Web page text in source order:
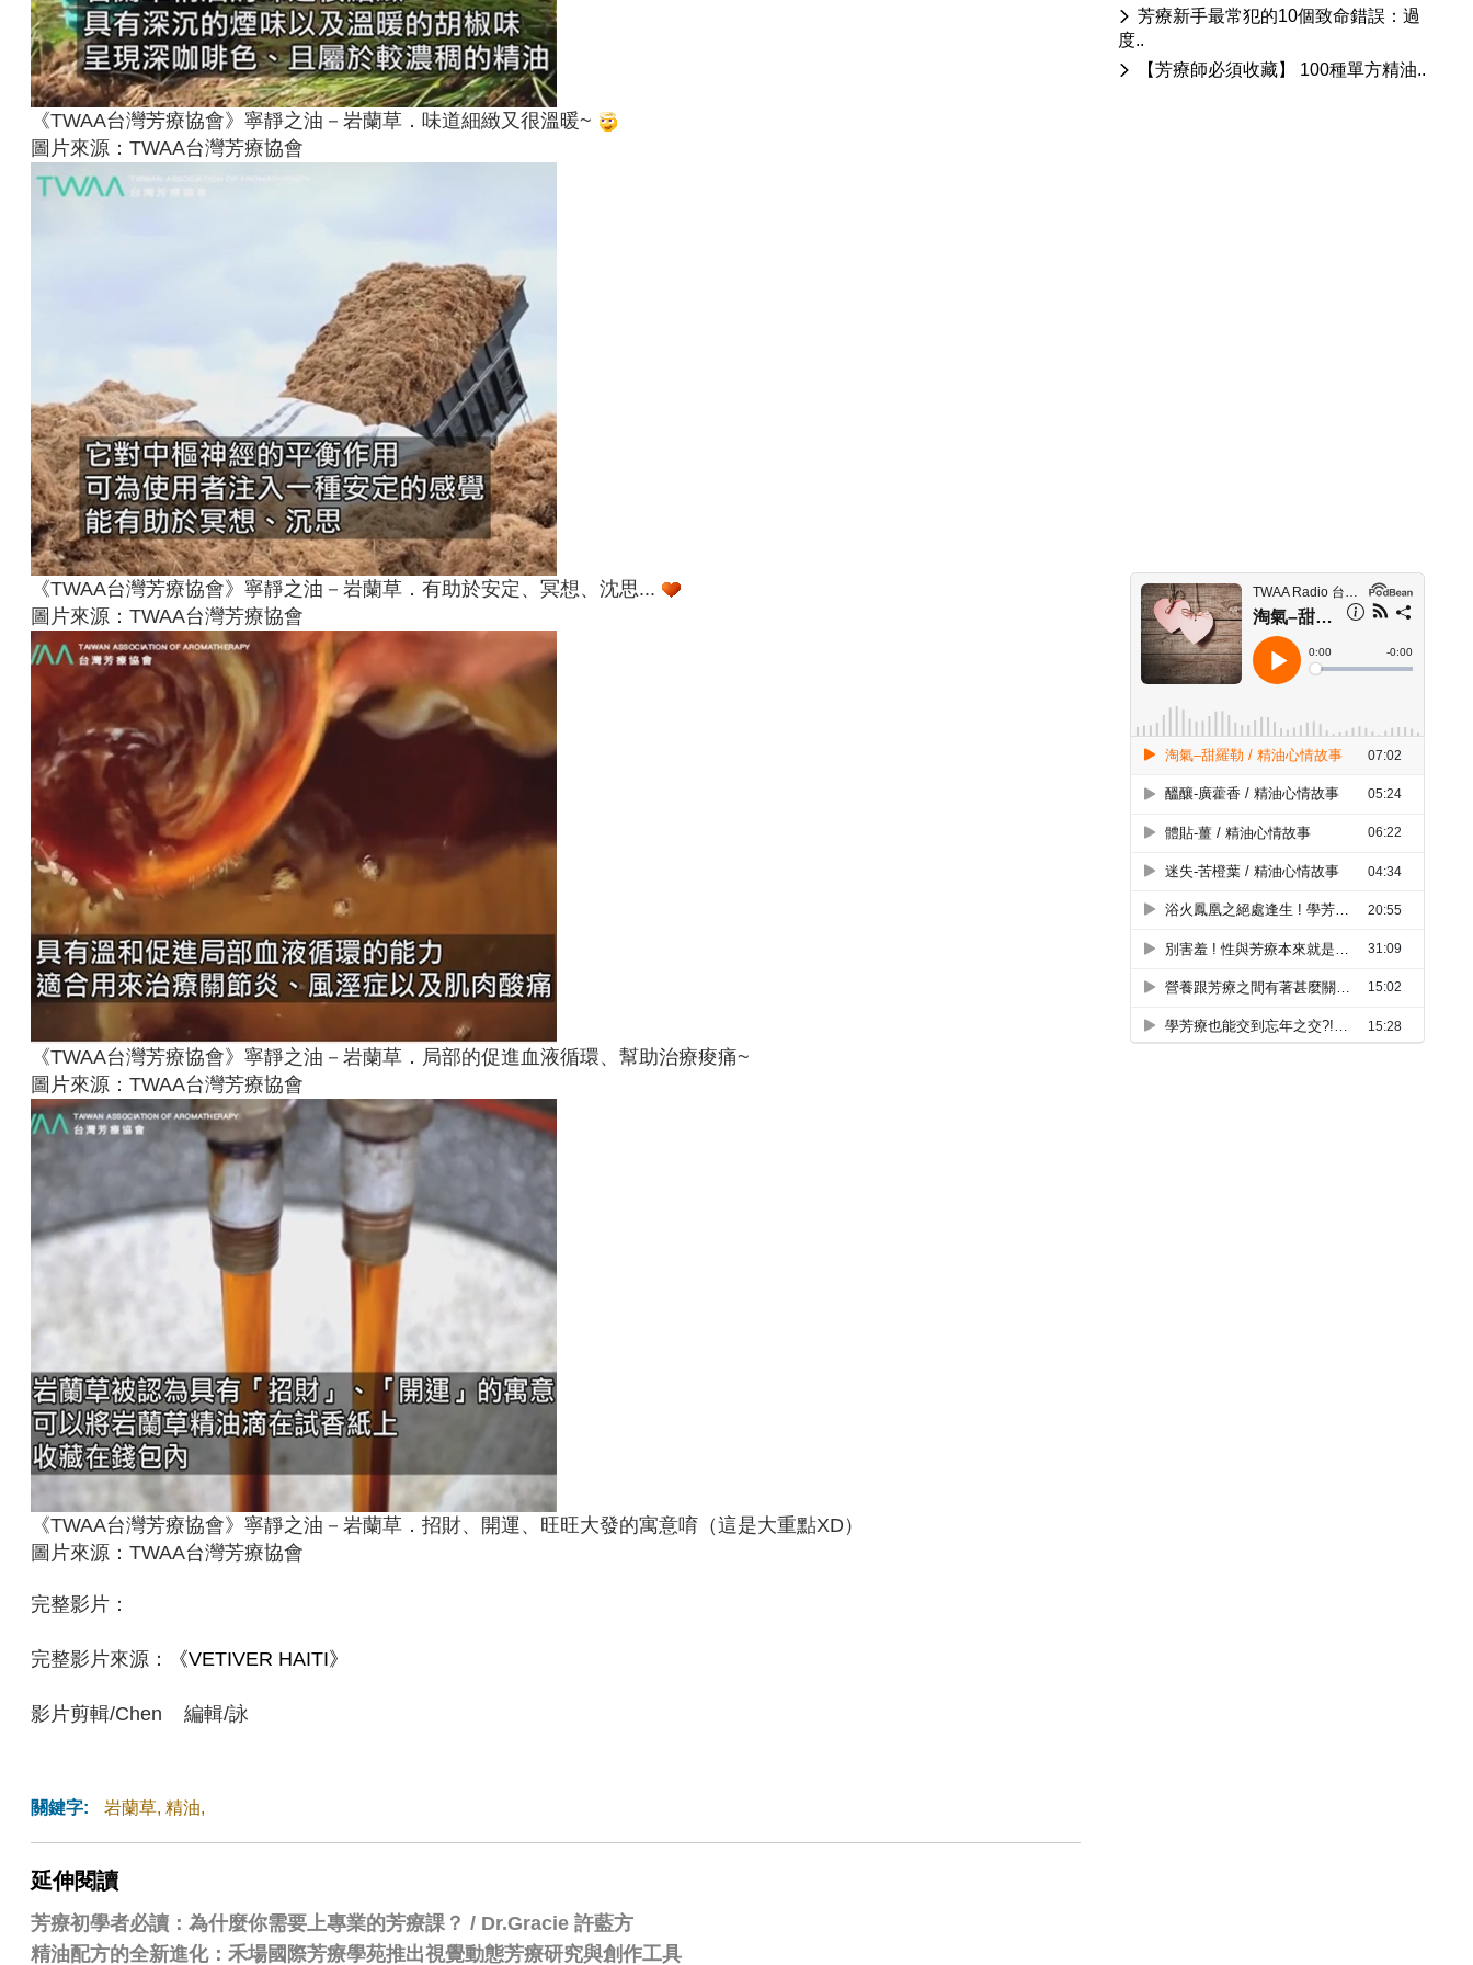
《TWAA台灣芳療協會》寧靜之油－岩蘭草．味道細緻又很溫暖~
圖片來源：TWAA台灣芳療協會
《TWAA台灣芳療協會》寧靜之油－岩蘭草．有助於安定、冥想、沈思...
圖片來源：TWAA台灣芳療協會
《TWAA台灣芳療協會》寧靜之油－岩蘭草．局部的促進血液循環、幫助治療痠痛~
圖片來源：TWAA台灣芳療協會
《TWAA台灣芳療協會》寧靜之油－岩蘭草．招財、開運、旺旺大發的寓意唷（這是大重點XD）
圖片來源：TWAA台灣芳療協會
完整影片：
完整影片來源： 《VETIVER HAITI》
影片剪輯/Chen 編輯/詠
關鍵字: 岩蘭草,精油,
延伸閱讀
芳療初學者必讀：為什麼你需要上專業的芳療課？ / Dr.Gracie 許藍方
精油配方的全新進化：禾場國際芳療學苑推出視覺動態芳療研究與創作工具
芳療新手最常犯的10個致命錯誤：過
度..
【芳療師必須收藏】 100種單方精油..